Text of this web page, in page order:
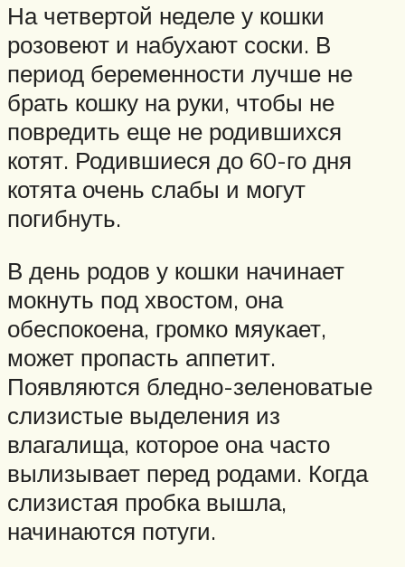
На четвертой неделе у кошки
розовеют и набухают соски. В
период беременности лучше не
брать кошку на руки, чтобы не
повредить еще не родившихся
котят. Родившиеся до 60-го дня
котята очень слабы и могут
погибнуть.
В день родов у кошки начинает
мокнуть под хвостом, она
обеспокоена, громко мяукает,
может пропасть аппетит.
Появляются бледно-зеленоватые
слизистые выделения из
влагалища, которое она часто
вылизывает перед родами. Когда
слизистая пробка вышла,
начинаются потуги.